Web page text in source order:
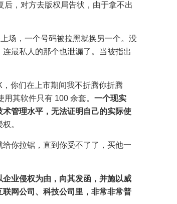
，对方去版权局告状，由于拿不出
场，一个号码被拉黑就换另一个。没
最私人的那个也泄漏了。当被指出
你们在上市期间我不折腾你折腾
其软件只有 100 余套。 一个现实
管理水平，无法证明自己的实际使
。
你拉锯，直到你受不了了，买他一
业侵权为由，向其发函，并施以威
网公司、科技公司里，非常非常普